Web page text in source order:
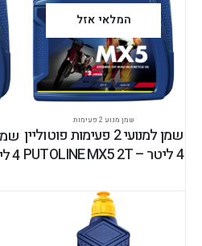
המלאי אזל
שמן מנוע 2 פעימות
שמן למנועי 2 פעימות פוטוליין
4 ליטר – PUTOLINE MX5 2T
4 ליטר – PUTOLINE MX7 2T